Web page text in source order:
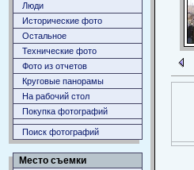
Люди
Исторические фото
Остальное
Технические фото
Фото из отчетов
Круговые панорамы
На рабочий стол
Покупка фотографий
Поиск фотографий
Место съемки